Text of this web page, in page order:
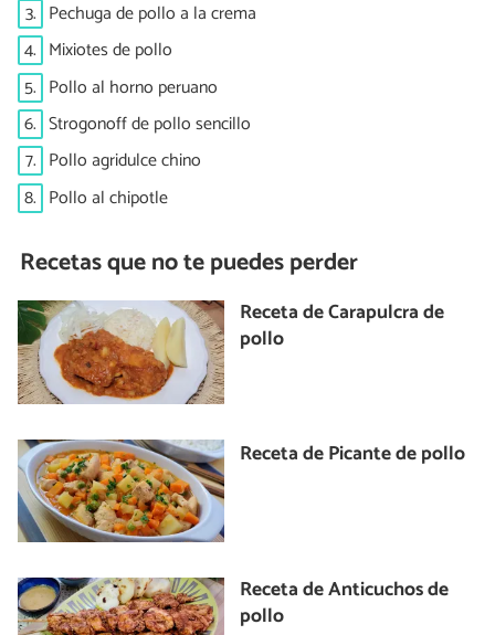
3. Pechuga de pollo a la crema
4. Mixiotes de pollo
5. Pollo al horno peruano
6. Strogonoff de pollo sencillo
7. Pollo agridulce chino
8. Pollo al chipotle
Recetas que no te puedes perder
Receta de Carapulcra de
pollo
Receta de Picante de pollo
Receta de Anticuchos de
pollo